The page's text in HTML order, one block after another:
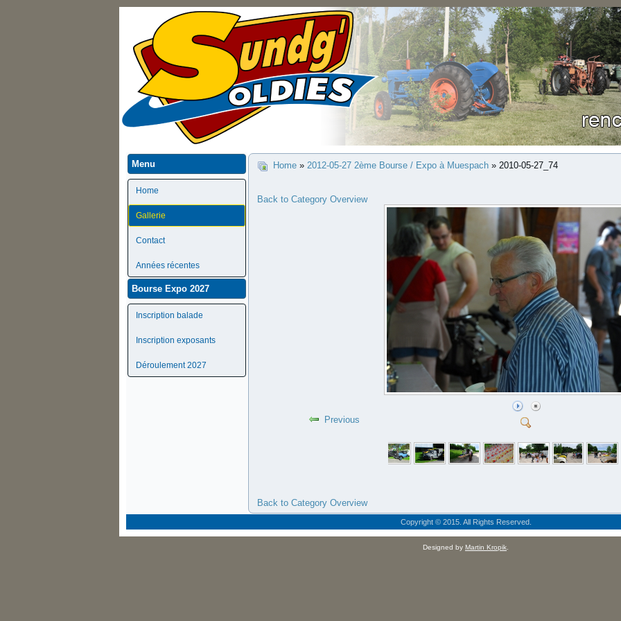
Menu
Home
Gallerie
Contact
Années récentes
Bourse Expo 2027
Inscription balade
Inscription exposants
Déroulement 2027
Home » 2012-05-27 2ème Bourse / Expo à Muespach » 2010-05-27_74
Back to Category Overview
Previous
Back to Category Overview
Copyright © 2015. All Rights Reserved.
Designed by Martin Kropik